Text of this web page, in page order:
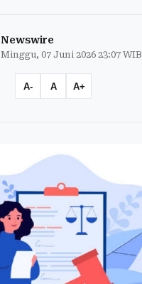
Newswire
Minggu, 07 Juni 2026 23:07 WIB
A- A A+